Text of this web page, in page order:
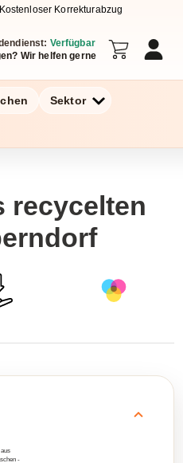
Korrekturabzug
Verfügbar
Wir helfen gerne
Sektor
recycelten